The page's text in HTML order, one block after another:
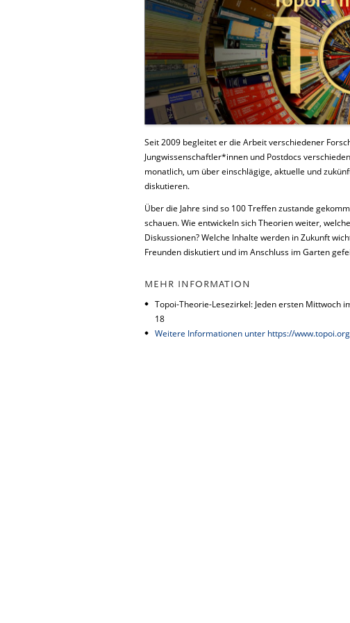
Seit 2009 begleitet er die Arbeit verschiedener
Jungwissenschaftler*innen und Postdocs
monatlich, um über einschlägige, aktuelle und
diskutieren.
Über die Jahre sind so 100 Treffen zustande
schauen. Wie entwickeln sich Theorien weiter,
Diskussionen? Welche Inhalte werden in Zukunft
Freunden diskutiert und im Anschluss im Garten
MEHR INFORMATION
Topoi-Theorie-Lesezirkel: Jeden ersten Mittwoch
18
Weitere Informationen unter https://